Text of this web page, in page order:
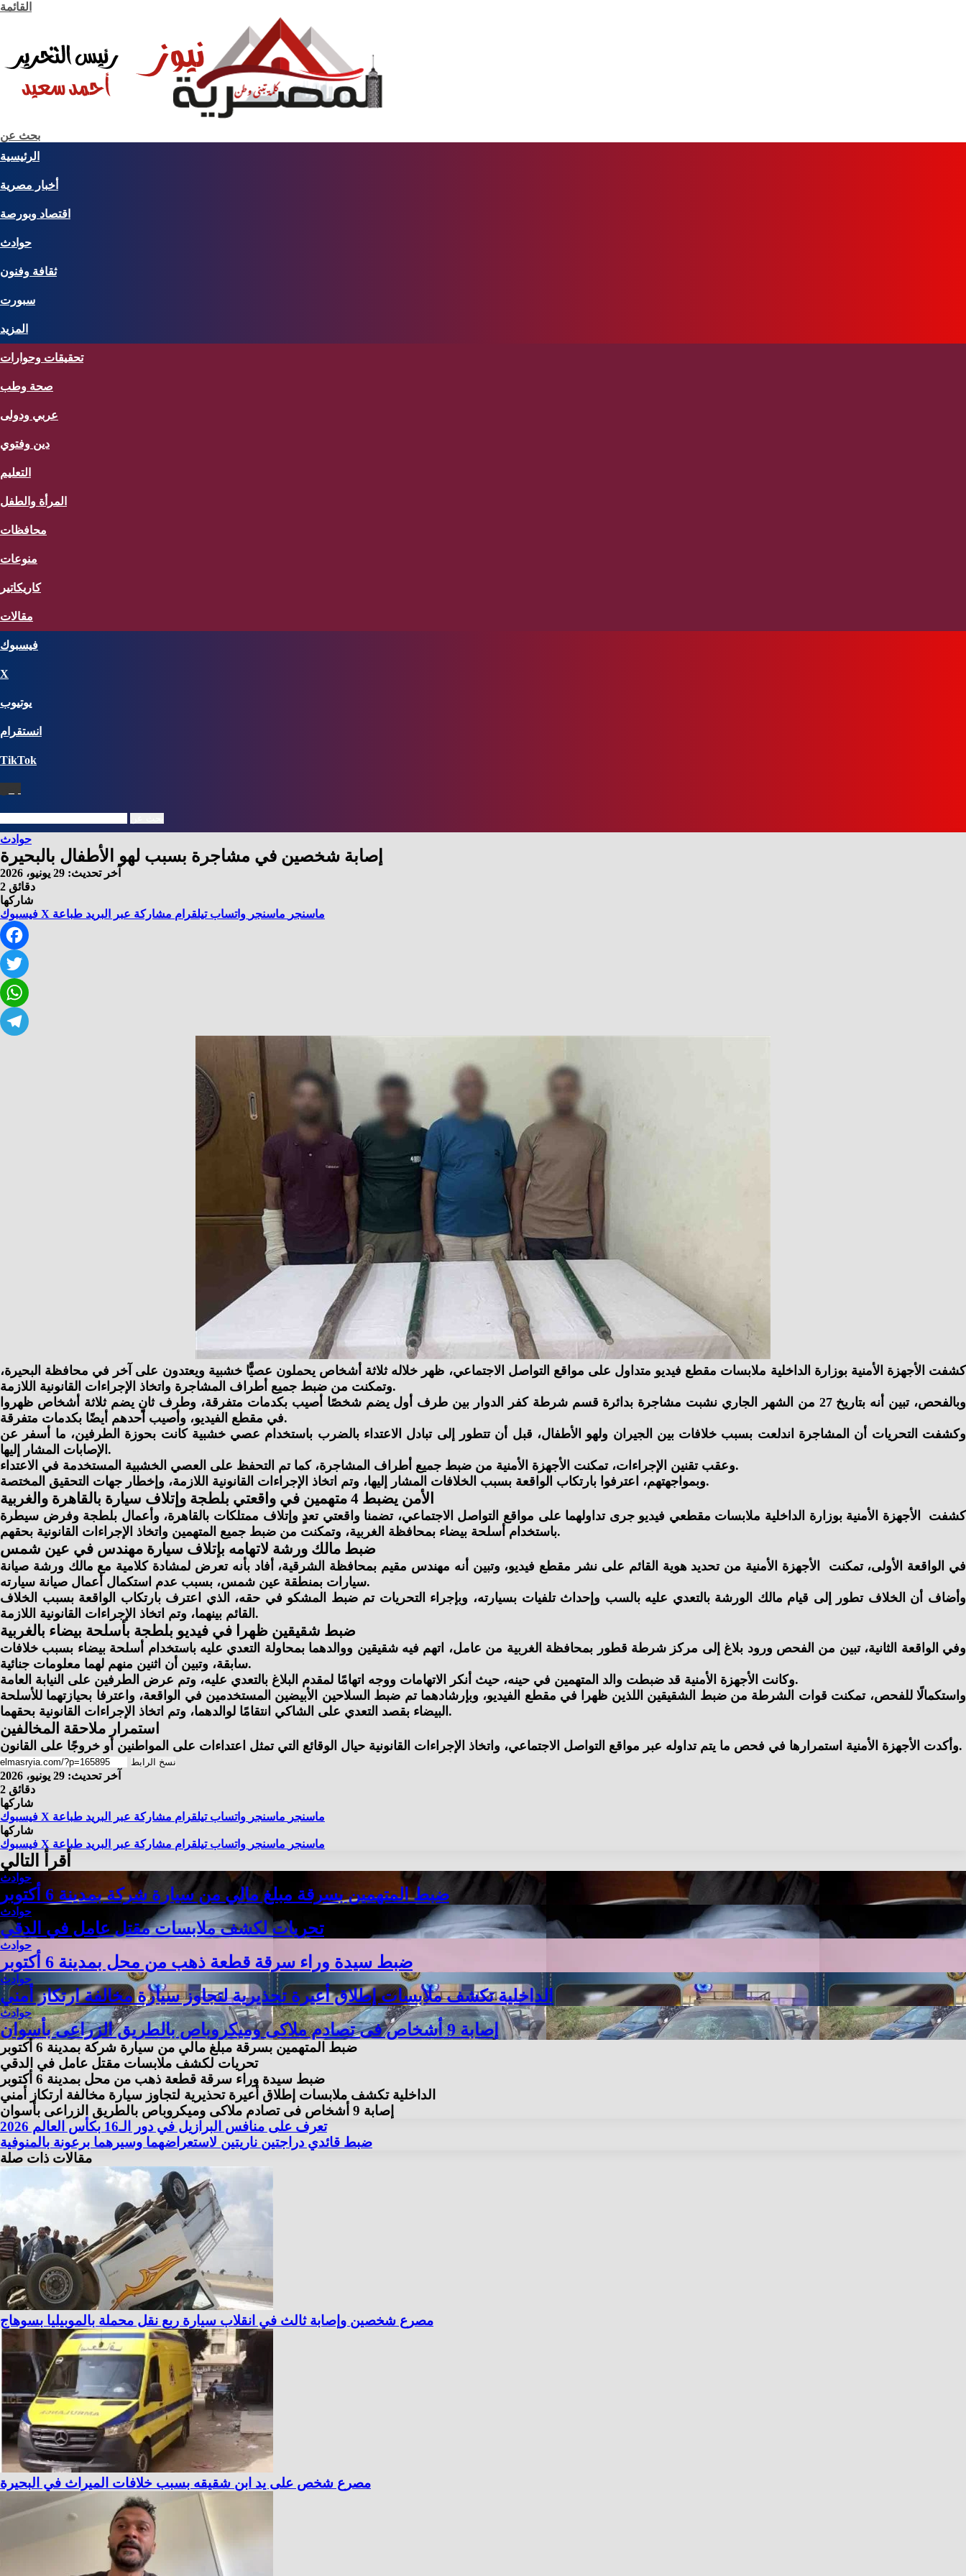
القائمة
بحث عن
الرئيسية
أخبار مصرية
اقتصاد وبورصة
حوادث
ثقافة وفنون
سبورت
المزيد
تحقيقات وحوارات
صحة وطب
عربي ودولى
دين وفتوي
التعليم
المرأة والطفل
محافظات
منوعات
كاريكاتير
مقالات
فيسبوك
X
يوتيوب
انستقرام
‫TikTok
حوادث
إصابة شخصين في مشاجرة بسبب لهو الأطفال بالبحيرة
آخر تحديث: 29 يونيو، 2026
2 دقائق
شاركها
فيسبوك X ماسنجر ماسنجر واتساب تيلقرام مشاركة عبر البريد طباعة
كشفت الأجهزة الأمنية بوزارة الداخلية ملابسات مقطع فيديو متداول على مواقع التواصل الاجتماعي، ظهر خلاله ثلاثة أشخاص يحملون عصيًّا خشبية ويعتدون على آخر في محافظة البحيرة،
وتمكنت من ضبط جميع أطراف المشاجرة واتخاذ الإجراءات القانونية اللازمة.
وبالفحص، تبين أنه بتاريخ 27 من الشهر الجاري نشبت مشاجرة بدائرة قسم شرطة كفر الدوار بين طرف أول يضم شخصًا أصيب بكدمات متفرقة، وطرف ثانٍ يضم ثلاثة أشخاص ظهروا
في مقطع الفيديو، وأصيب أحدهم أيضًا بكدمات متفرقة.
وكشفت التحريات أن المشاجرة اندلعت بسبب خلافات بين الجيران ولهو الأطفال، قبل أن تتطور إلى تبادل الاعتداء بالضرب باستخدام عصي خشبية كانت بحوزة الطرفين، ما أسفر عن
الإصابات المشار إليها.
وعقب تقنين الإجراءات، تمكنت الأجهزة الأمنية من ضبط جميع أطراف المشاجرة، كما تم التحفظ على العصي الخشبية المستخدمة في الاعتداء.
وبمواجهتهم، اعترفوا بارتكاب الواقعة بسبب الخلافات المشار إليها، وتم اتخاذ الإجراءات القانونية اللازمة، وإخطار جهات التحقيق المختصة.
الأمن يضبط 4 متهمين في واقعتي بلطجة وإتلاف سيارة بالقاهرة والغربية
كشفت الأجهزة الأمنية بوزارة الداخلية ملابسات مقطعي فيديو جرى تداولهما على مواقع التواصل الاجتماعي، تضمنا واقعتي تعدٍ وإتلاف ممتلكات بالقاهرة، وأعمال بلطجة وفرض سيطرة
باستخدام أسلحة بيضاء بمحافظة الغربية، وتمكنت من ضبط جميع المتهمين واتخاذ الإجراءات القانونية بحقهم.
ضبط مالك ورشة لاتهامه بإتلاف سيارة مهندس في عين شمس
في الواقعة الأولى، تمكنت الأجهزة الأمنية من تحديد هوية القائم على نشر مقطع فيديو، وتبين أنه مهندس مقيم بمحافظة الشرقية، أفاد بأنه تعرض لمشادة كلامية مع مالك ورشة صيانة
سيارات بمنطقة عين شمس، بسبب عدم استكمال أعمال صيانة سيارته.
وأضاف أن الخلاف تطور إلى قيام مالك الورشة بالتعدي عليه بالسب وإحداث تلفيات بسيارته، وبإجراء التحريات تم ضبط المشكو في حقه، الذي اعترف بارتكاب الواقعة بسبب الخلاف
القائم بينهما، وتم اتخاذ الإجراءات القانونية اللازمة.
ضبط شقيقين ظهرا في فيديو بلطجة بأسلحة بيضاء بالغربية
وفي الواقعة الثانية، تبين من الفحص ورود بلاغ إلى مركز شرطة قطور بمحافظة الغربية من عامل، اتهم فيه شقيقين ووالدهما بمحاولة التعدي عليه باستخدام أسلحة بيضاء بسبب خلافات
سابقة، وتبين أن اثنين منهم لهما معلومات جنائية.
وكانت الأجهزة الأمنية قد ضبطت والد المتهمين في حينه، حيث أنكر الاتهامات ووجه اتهامًا لمقدم البلاغ بالتعدي عليه، وتم عرض الطرفين على النيابة العامة.
واستكمالًا للفحص، تمكنت قوات الشرطة من ضبط الشقيقين اللذين ظهرا في مقطع الفيديو، وبإرشادهما تم ضبط السلاحين الأبيضين المستخدمين في الواقعة، واعترفا بحيازتهما للأسلحة
البيضاء بقصد التعدي على الشاكي انتقامًا لوالدهما، وتم اتخاذ الإجراءات القانونية بحقهما.
استمرار ملاحقة المخالفين
وأكدت الأجهزة الأمنية استمرارها في فحص ما يتم تداوله عبر مواقع التواصل الاجتماعي، واتخاذ الإجراءات القانونية حيال الوقائع التي تمثل اعتداءات على المواطنين أو خروجًا على القانون.
نسخ الرابط
آخر تحديث: 29 يونيو، 2026
2 دقائق
شاركها
فيسبوك X ماسنجر ماسنجر واتساب تيلقرام مشاركة عبر البريد طباعة
شاركها
فيسبوك X ماسنجر ماسنجر واتساب تيلقرام مشاركة عبر البريد طباعة
أقرأ التالي
حوادث
ضبط المتهمين بسرقة مبلغ مالي من سيارة شركة بمدينة 6 أكتوبر
حوادث
تحريات لكشف ملابسات مقتل عامل في الدقي
حوادث
ضبط سيدة وراء سرقة قطعة ذهب من محل بمدينة 6 أكتوبر
حوادث
الداخلية تكشف ملابسات إطلاق أعيرة تحذيرية لتجاوز سيارة مخالفة ارتكاز أمني
حوادث
إصابة 9 أشخاص فى تصادم ملاكى وميكروباص بالطريق الزراعى بأسوان
ضبط المتهمين بسرقة مبلغ مالي من سيارة شركة بمدينة 6 أكتوبر
تحريات لكشف ملابسات مقتل عامل في الدقي
ضبط سيدة وراء سرقة قطعة ذهب من محل بمدينة 6 أكتوبر
الداخلية تكشف ملابسات إطلاق أعيرة تحذيرية لتجاوز سيارة مخالفة ارتكاز أمني
إصابة 9 أشخاص فى تصادم ملاكى وميكروباص بالطريق الزراعى بأسوان
تعرف على منافس البرازيل في دور الـ16 بكأس العالم 2026
ضبط قائدي دراجتين ناريتين لاستعراضهما وسيرهما برعونة بالمنوفية
مقالات ذات صلة
مصرع شخصين وإصابة ثالث في انقلاب سيارة ربع نقل محملة بالموبيليا بسوهاج
مصرع شخص على يد ابن شقيقه بسبب خلافات الميراث في البحيرة